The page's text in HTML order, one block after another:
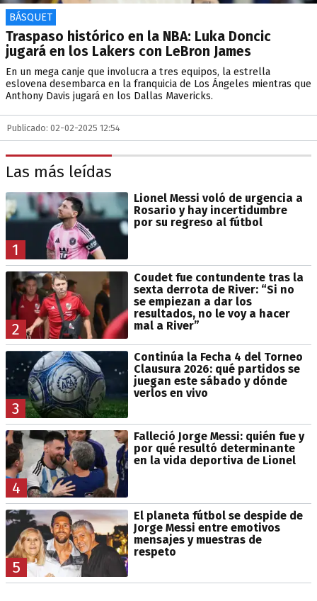
BÁSQUET
Traspaso histórico en la NBA: Luka Doncic
jugará en los Lakers con LeBron James
En un mega canje que involucra a tres equipos, la estrella
eslovena desembarca en la franquicia de Los Ángeles mientras que
Anthony Davis jugará en los Dallas Mavericks.
Publicado: 02-02-2025 12:54
Las más leídas
1
Lionel Messi voló de urgencia a
Rosario y hay incertidumbre
por su regreso al fútbol
2
Coudet fue contundente tras la
sexta derrota de River: “Si no
se empiezan a dar los
resultados, no le voy a hacer
mal a River”
3
Continúa la Fecha 4 del Torneo
Clausura 2026: qué partidos se
juegan este sábado y dónde
verlos en vivo
4
Falleció Jorge Messi: quién fue y
por qué resultó determinante
en la vida deportiva de Lionel
5
El planeta fútbol se despide de
Jorge Messi entre emotivos
mensajes y muestras de
respeto